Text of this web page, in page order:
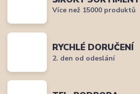
Více než 15000 produktů
RYCHLÉ DORUČENÍ
2. den od odeslání